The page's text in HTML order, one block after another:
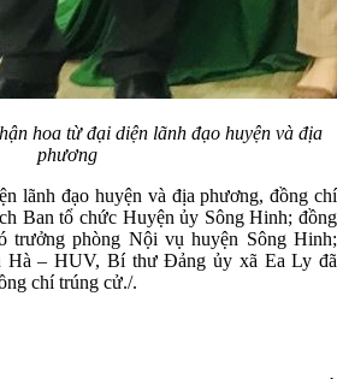
hoa từ đại diện lãnh đạo huyện và địa
phương
lãnh đạo huyện và địa phương, đồng chí
Ban tổ chức Huyện ủy Sông Hinh; đồng
trưởng phòng Nội vụ huyện Sông Hinh;
Hà – HUV, Bí thư Đảng ủy xã Ea Ly đã
chí trúng cử.​/.